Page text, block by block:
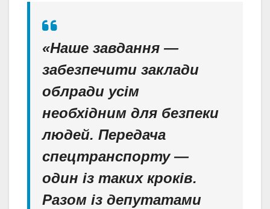
«Наше завдання —
забезпечити заклади
облради усім
необхідним для безпеки
людей. Передача
спецтранспорту —
один із таких кроків.
Разом із депутатами